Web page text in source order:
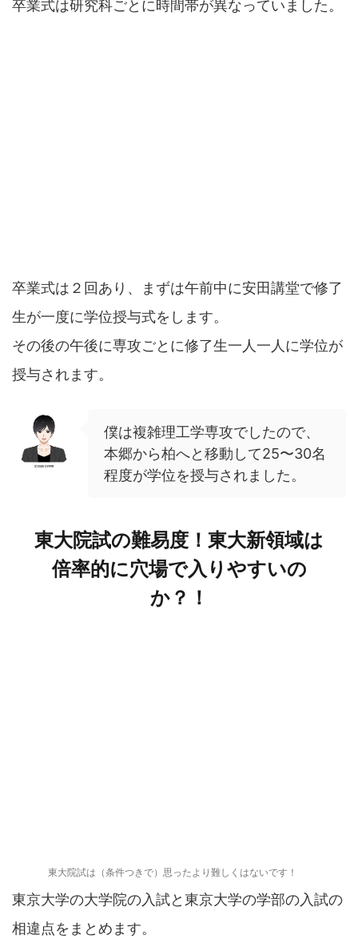
卒業式は研究科ごとに時間帯が異なっていました。
卒業式は２回あり、まずは午前中に安田講堂で修了
生が一度に学位授与式をします。
その後の午後に専攻ごとに修了生一人一人に学位が
授与されます。
僕は複雑理工学専攻でしたので、
本郷から柏へと移動して25〜30名
程度が学位を授与されました。
東大院試の難易度！東大新領域は
倍率的に穴場で入りやすいの
か？！
東大院試は（条件つきで）思ったより難しくはないです！
東京大学の大学院の入試と東京大学の学部の入試の
相違点をまとめます。